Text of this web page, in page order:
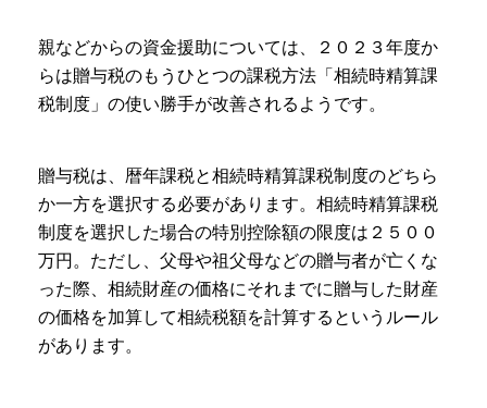
親などからの資金援助については、２０２３年度か
らは贈与税のもうひとつの課税方法「相続時精算課
税制度」の使い勝手が改善されるようです。
贈与税は、暦年課税と相続時精算課税制度のどちら
か一方を選択する必要があります。相続時精算課税
制度を選択した場合の特別控除額の限度は２５００
万円。ただし、父母や祖父母などの贈与者が亡くな
った際、相続財産の価格にそれまでに贈与した財産
の価格を加算して相続税額を計算するというルール
があります。